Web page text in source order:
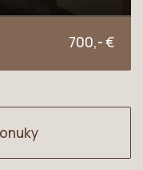
700,- €